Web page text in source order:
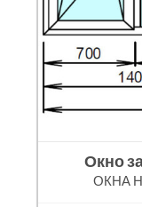
Окно
ОКНА